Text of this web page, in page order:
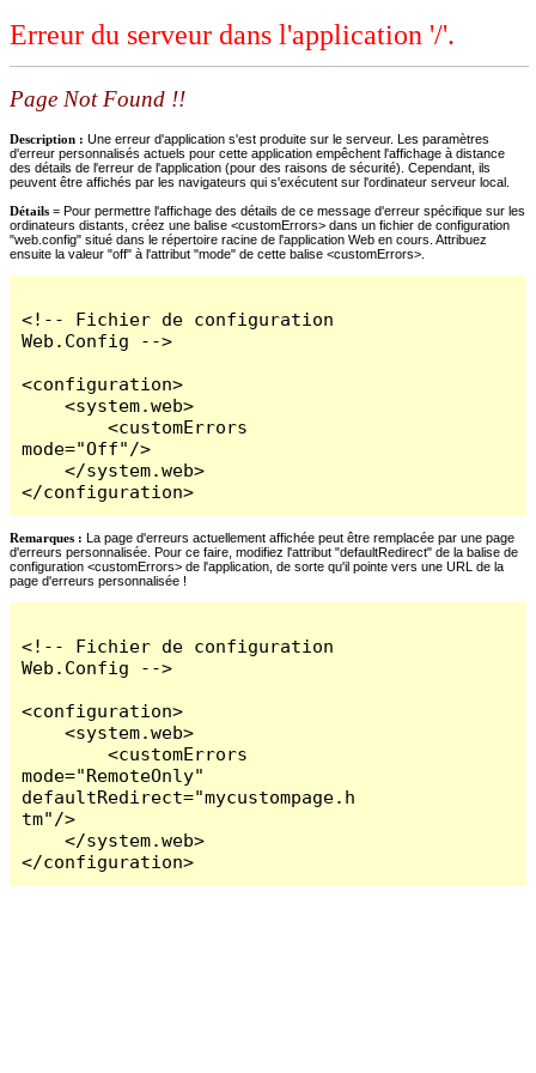
Erreur du serveur dans l'application '/'.
Page Not Found !!
Description : Une erreur d'application s'est produite sur le serveur. Les paramètres
d'erreur personnalisés actuels pour cette application empêchent l'affichage à distance
des détails de l'erreur de l'application (pour des raisons de sécurité). Cependant, ils
peuvent être affichés par les navigateurs qui s'exécutent sur l'ordinateur serveur local.
Détails = Pour permettre l'affichage des détails de ce message d'erreur spécifique sur les
ordinateurs distants, créez une balise <customErrors> dans un fichier de configuration
"web.config" situé dans le répertoire racine de l'application Web en cours. Attribuez
ensuite la valeur "off" à l'attribut "mode" de cette balise <customErrors>.
<!-- Fichier de configuration
Web.Config -->
<configuration>
    <system.web>
        <customErrors
mode="Off"/>
    </system.web>
</configuration>
Remarques : La page d'erreurs actuellement affichée peut être remplacée par une page
d'erreurs personnalisée. Pour ce faire, modifiez l'attribut "defaultRedirect" de la balise de
configuration <customErrors> de l'application, de sorte qu'il pointe vers une URL de la
page d'erreurs personnalisée !
<!-- Fichier de configuration
Web.Config -->
<configuration>
    <system.web>
        <customErrors
mode="RemoteOnly"
defaultRedirect="mycustompage.h
tm"/>
    </system.web>
</configuration>